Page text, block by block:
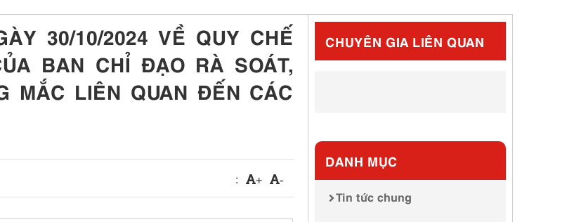
30/10/2024 VỀ QUY CHẾ
BAN CHỈ ĐẠO RÀ SOÁT,
MẮC LIÊN QUAN ĐẾN CÁC
: + -
CHUYÊN GIA LIÊN QUAN
DANH MỤC
Tin tức chung